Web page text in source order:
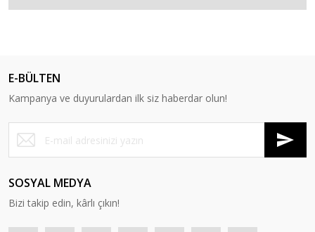
E-BÜLTEN
Kampanya ve duyurulardan ilk siz haberdar olun!
SOSYAL MEDYA
Bizi takip edin, kârlı çıkın!